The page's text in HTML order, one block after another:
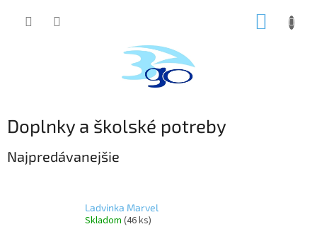
Doplnky a školské potreby
Najpredávanejšie
Ladvinka Marvel
Skladom (46 ks)